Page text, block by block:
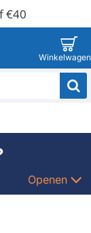
€40
Openen